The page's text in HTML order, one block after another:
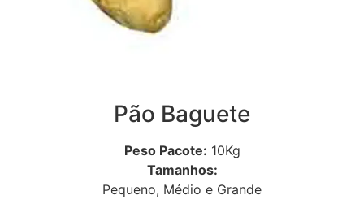
Pão Baguete
Peso Pacote: 10Kg
Tamanhos:
Pequeno, Médio e Grande